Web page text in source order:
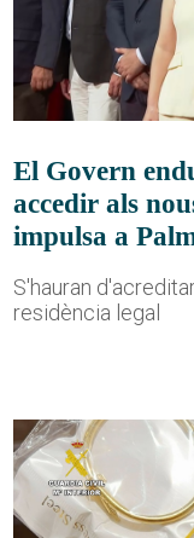
El Govern
accedir als
impulsa a
S'hauran
residència legal